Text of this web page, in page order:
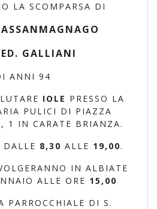
LA SCOMPARSA DI
GALLIANI
ANNI 94
IOLE PRESSO LA
PULICI DI PIAZZA
1 IN CARATE BRIANZA.
DALLE 8,30 ALLE 19,00.
IN ALBIATE
ALLE ORE 15,00
PARROCCHIALE DI S.